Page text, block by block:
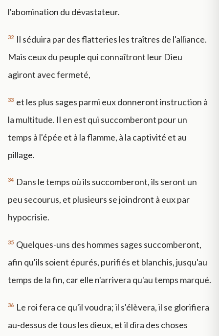
l'abomination du dévastateur.
32 Il séduira par des flatteries les traîtres de l'alliance.
Mais ceux du peuple qui connaîtront leur Dieu
agiront avec fermeté,
33 et les plus sages parmi eux donneront instruction à
la multitude. Il en est qui succomberont pour un
temps à l'épée et à la flamme, à la captivité et au
pillage.
34 Dans le temps où ils succomberont, ils seront un
peu secourus, et plusieurs se joindront à eux par
hypocrisie.
35 Quelques-uns des hommes sages succomberont,
afin qu'ils soient épurés, purifiés et blanchis, jusqu'au
temps de la fin, car elle n'arrivera qu'au temps marqué.
36 Le roi fera ce qu'il voudra; il s'élèvera, il se glorifiera
au-dessus de tous les dieux, et il dira des choses